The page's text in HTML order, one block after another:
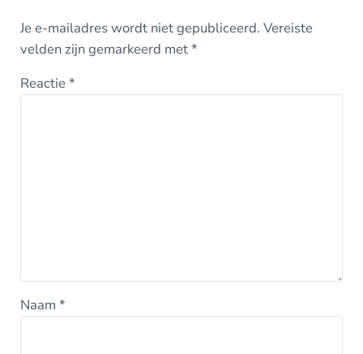
Je e-mailadres wordt niet gepubliceerd. Vereiste
velden zijn gemarkeerd met*
Reactie*
Naam *